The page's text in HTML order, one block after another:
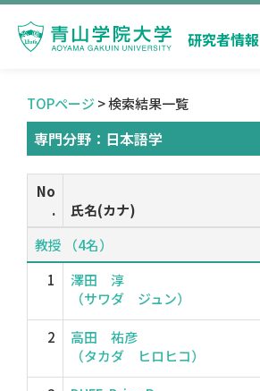
研究者情報
TOPページ > 検索結果一覧
専門分野：日本語学
No
.
氏名(カナ)
教授 （4名）
1
澤田 淳
（サワダ ジュン）
2
高田 祐彦
（タカダ ヒロヒコ）